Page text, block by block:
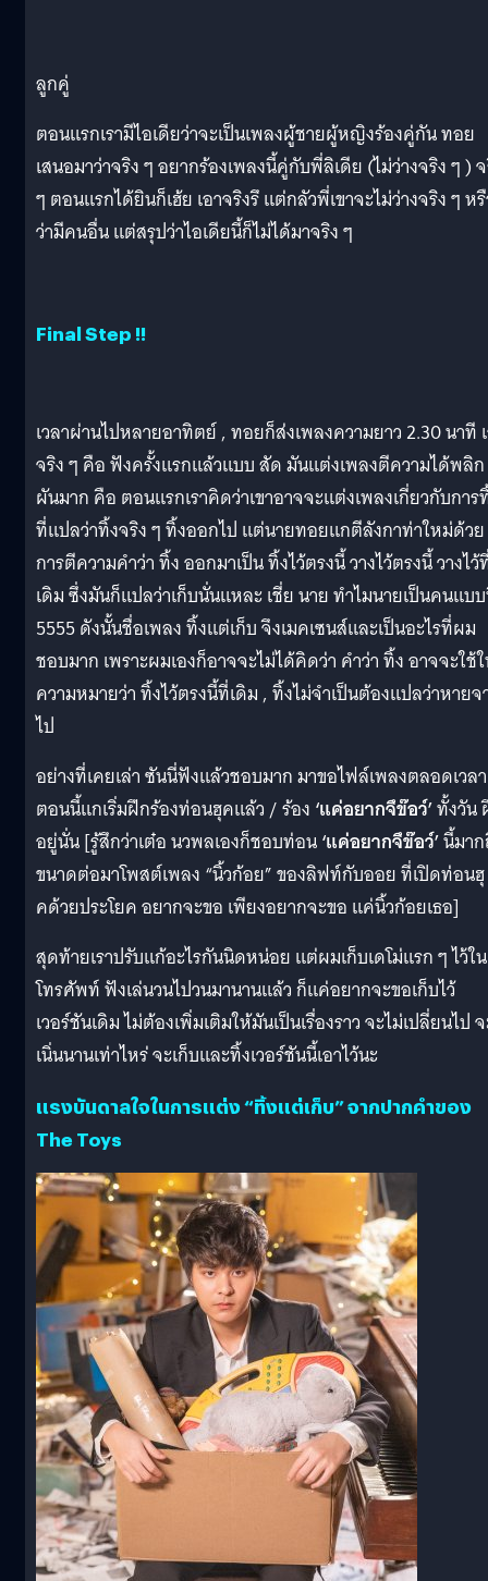
ลูกคู่
ตอนแรกเรามีไอเดียว่าจะเป็นเพลงผู้ชายผู้หญิงร้องคู่กัน ทอย
เสนอมาว่าจริง ๆ อยากร้องเพลงนี้คู่กับพี่ลิเดีย (ไม่ว่างจริง ๆ )
ๆ ตอนแรกได้ยินก็เฮ้ย เอาจริงรึ แต่กลัวพี่เขาจะไม่ว่างจริง ๆ ห
ว่ามีคนอื่น แต่สรุปว่าไอเดียนี้ก็ไม่ได้มาจริง ๆ
Final Step !!
เวลาผ่านไปหลายอาทิตย์ , ทอยก็ส่งเพลงความยาว 2.30 นาที
จริง ๆ คือ ฟังครั้งแรกแล้วแบบ สัด มันแต่งเพลงตีความได้พลิก
ผันมาก คือ ตอนแรกเราคิดว่าเขาอาจจะแต่งเพลงเกี่ยวกับการ
ที่แปลว่าทิ้งจริง ๆ ทิ้งออกไป แต่นายทอยแกตีลังกาท่าใหม่ด้วย
การตีความคำว่า ทิ้ง ออกมาเป็น ทิ้งไว้ตรงนี้ วางไว้ตรงนี้ วางไว้
เดิม ซึ่งมันก็แปลว่าเก็บนั่นแหละ เชี่ย นาย ทำไมนายเป็นคนแบ
5555 ดังนั้นชื่อเพลง ทิ้งแต่เก็บ จึงเมคเซนส์และเป็นอะไรที่ผม
ชอบมาก เพราะผมเองก็อาจจะไม่ได้คิดว่า คำว่า ทิ้ง อาจจะใช้
ความหมายว่า ทิ้งไว้ตรงนี้ที่เดิม , ทิ้งไม่จำเป็นต้องแปลว่าหาย
ไป
อย่างที่เคยเล่า ซันนี่ฟังแล้วชอบมาก มาขอไฟล์เพลงตลอดเวลา
ตอนนี้แกเริ่มฝึกร้องท่อนฮุคแล้ว / ร้อง ‘แค่อยากจึข๊อว์’ทั้งวัน
อยู่นั่น [รู้สึกว่าเต๋อ นวพลเองก็ชอบท่อน‘แค่อยากจึข๊อว์’นี้มา
ขนาดต่อมาโพสต์เพลง “นิ้วก้อย” ของลิฟท์กับออย ที่เปิดท่อนฮุ
คด้วยประโยค อยากจะขอ เพียงอยากจะขอ แค่นิ้วก้อยเธอ]
สุดท้ายเราปรับแก้อะไรกันนิดหน่อย แต่ผมเก็บเดโม่แรก ๆ ไว้ใน
โทรศัพท์ ฟังเล่นวนไปวนมานานแล้ว ก็แค่อยากจะขอเก็บไว้
เวอร์ชันเดิม ไม่ต้องเพิ่มเติมให้มันเป็นเรื่องราว จะไม่เปลี่ยนไป
เนิ่นนานเท่าไหร่ จะเก็บและทิ้งเวอร์ชันนี้เอาไว้นะ
แรงบันดาลใจในการแต่ง “ทิ้งแต่เก็บ” จากปากคำของ
The Toys